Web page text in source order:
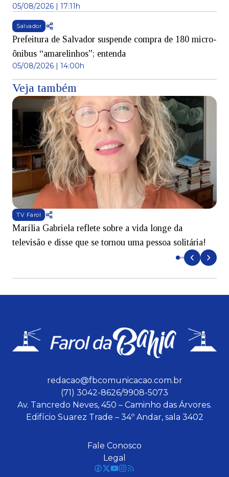
05/08/2026 | 17:11h
Salvador
Prefeitura de Salvador suspende compra de 180 micro-
ônibus “amarelinhos”; entenda
05/08/2026 | 14:00h
Veja também
TV Farol
Marília Gabriela reflete sobre a vida longe da
televisão e disse que se tornou uma pessoa solitária!
redacao@fbcomunicacao.com.br
(71) 3042-8626/9908-5073
Av. Tancredo Neves, 450 – Caminho das Árvores.
Edifício Suarez Trade – 34º Andar, sala 3402
Fale Conosco
Legal